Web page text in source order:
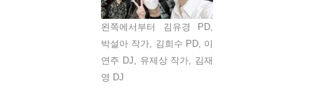
왼쪽에서부터 김유경 PD,
박설아 작가, 김희수 PD, 이
연주 DJ, 유제상 작가, 김재
영 DJ